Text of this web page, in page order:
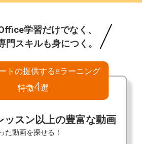
学習だけでなく、
門スキルも身につく。
トの提供するeラーニング
特徴4選
ッスン以上の豊富な動画
た動画を探せる！